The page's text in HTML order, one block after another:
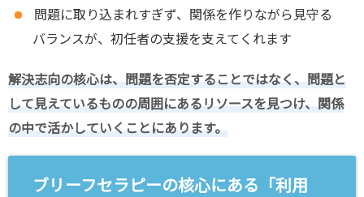
問題に取り込まれすぎず、関係を作りながら見守る
バランスが、初任者の支援を支えてくれます
解決志向の核心は、問題を否定することではなく、問題と
して見えているものの周囲にあるリソースを見つけ、関係
の中で活かしていくことにあります。
ブリーフセラピーの核心にある「利用